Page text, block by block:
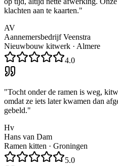
klachten aan te kaarten."
AV
Aannemersbedrijf Veenstra
Nieuwbouw kitwerk · Almere
4.0
"Tocht onder de ramen is weg,
omdat ze iets later kwamen dan
gebeld."
Hv
Hans van Dam
Ramen kitten · Groningen
5.0